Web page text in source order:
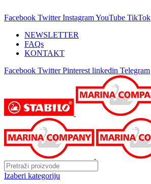
Facebook Twitter InstagramYouTube TikTok
NEWSLETTER
FAQs
KONTAKT
Facebook Twitter Pinterest linkedin Telegram
Izaberi kategoriju